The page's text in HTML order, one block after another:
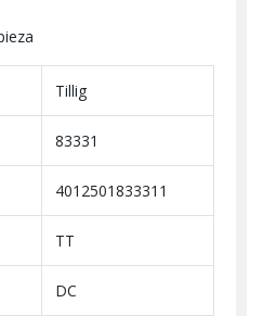
Tillig
83331
4012501833311
TT
DC